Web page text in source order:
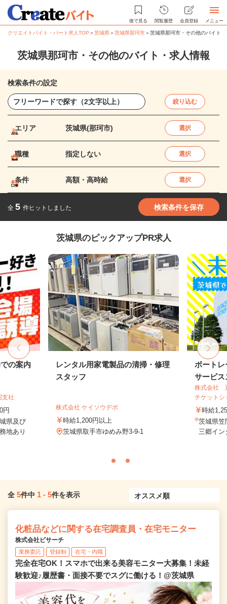
後で見る 閲覧履歴 会員登録 メニュー
クリエイトバイト・パート求人TOP ＞茨城県＞茨城県那珂市＞茨城県那珂市・その他のバイト
茨城県那珂市・その他のバイト・求人情報
検索条件の設定
絞り込む
エリア 茨城県(那珂市) 選択
職種 指定しない 選択
条件 高額・高時給 選択
全 5 件ヒットしました 検索条件を保存
茨城県のピックアップPR求人
の案内
社
円
県及び
地あり
レンタル用家電製品の清掃・修理
スタッフ
株式会社 ケイソウデポ
時給1,200円以上
茨城県取手市ゆめみ野3-9-1
ボートレ
サービス
株式会社
チケットシ
時給
茨城県笠
三郷イ
全 5件中 1 - 5件を表示
化粧品などに関する在宅調査員・在宅モニター
株式会社ビサーチ
業務委託 登録制 在宅・内職
完全在宅OK！スマホで出来る美容モニター大募集！未経
験歓迎♪履歴書・面接不要でスグに働ける！@茨城県